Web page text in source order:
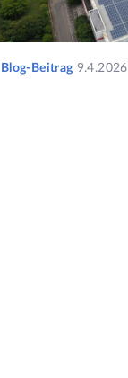
Blog-Beitrag 9.4.2026